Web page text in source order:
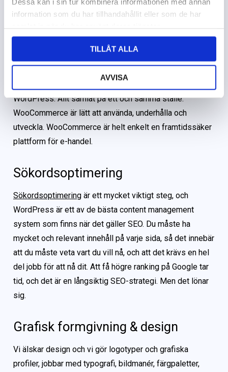
information som du har tillhandahållit eller som de har
TILLÅT ALLA
AVVISA
WooCommerce
WordPress. Allt samlat på ett och samma ställe.
WooCommerce är lätt att använda, underhålla och
utveckla. WooCommerce är helt enkelt en framtidssäker
plattform för e-handel.
Sökordsoptimering
Sökordsoptimering är ett mycket viktigt steg, och
WordPress är ett av de bästa content management
system som finns när det gäller SEO. Du måste ha
mycket och relevant innehåll på varje sida, så det innebär
att du måste veta vart du vill nå, och att det krävs en hel
del jobb för att nå dit. Att få högre ranking på Google tar
tid, och det är en långsiktig SEO-strategi. Men det lönar
sig.
Grafisk formgivning & design
Vi älskar design och vi gör logotyper och grafiska
profiler, jobbar med typografi, bildmanér, färgpaletter,